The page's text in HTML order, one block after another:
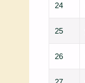
24
25
26